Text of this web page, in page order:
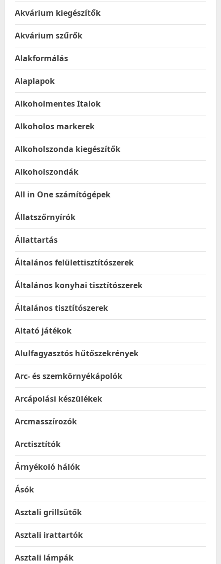
Akvárium kiegészítők
Akvárium szűrők
Alakformálás
Alaplapok
Alkoholmentes Italok
Alkoholos markerek
Alkoholszonda kiegészítők
Alkoholszondák
All in One számítógépek
Állatszőrnyírók
Állattartás
Általános felülettisztítószerek
Általános konyhai tisztítószerek
Általános tisztítószerek
Altató játékok
Alulfagyasztós hűtőszekrények
Arc- és szemkörnyékápolók
Arcápolási készülékek
Arcmasszírozók
Arctisztítók
Árnyékoló hálók
Ásók
Asztali grillsütők
Asztali irattartók
Asztali lámpák